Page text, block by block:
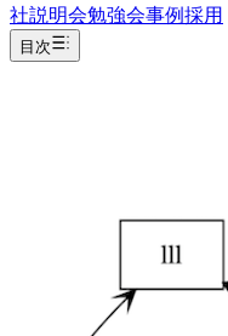
社説明会勉強会事例採用
目次